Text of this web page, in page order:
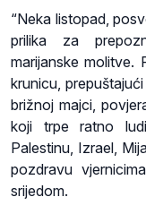
“Neka listopad,
prilika za
marijanske molitve.
krunicu,
brižnoj majci,
koji trpe ratno
Palestinu, Izrael,
pozdravu
srijedom.